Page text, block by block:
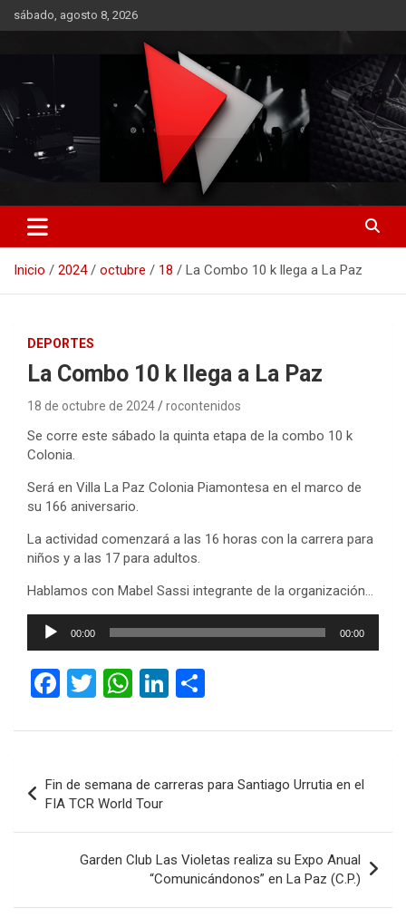
Saltar
al
sábado, agosto 8, 2026
RO CONTENIDOS
Inicio 2024 octubre 18 La Combo 10 k llega a La Paz
DEPORTES
La Combo 10 k llega a La Paz
18 de octubre de 2024 rocontenidos
Se corre este sábado la quinta etapa de la combo 10 k
Colonia.
Será en Villa La Paz Colonia Piamontesa en el marco de
su 166 aniversario.
La actividad comenzará a las 16 horas con la carrera para
niños y a las 17 para adultos.
Hablamos con Mabel Sassi integrante de la organización…
Reproductor
00:00 00:00
F
ce
o
o
T
tt
W
at
A
p
p
Li
ke
n
m
ar
tir
de
entradas
Fin de semana de carreras para Santiago Urrutia en el
FIA TCR World Tour
Garden Club Las Violetas realiza su Expo Anual
“Comunicándonos” en La Paz (C.P.)